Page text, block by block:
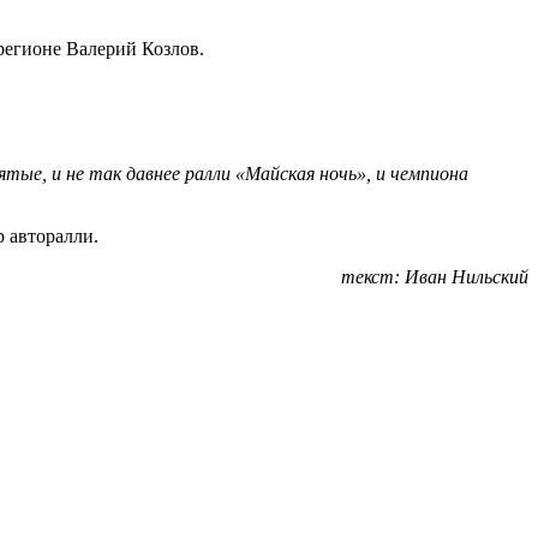
Валерий Козлов.
и не так давнее ралли «Майская ночь», и чемпиона
текст: Иван Нильский